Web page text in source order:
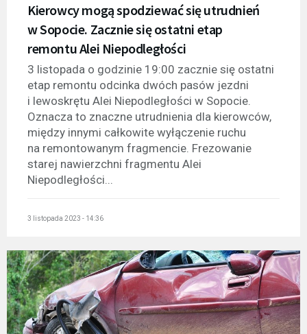
Kierowcy mogą spodziewać się utrudnień
w Sopocie. Zacznie się ostatni etap
remontu Alei Niepodległości
3 listopada o godzinie 19:00 zacznie się ostatni
etap remontu odcinka dwóch pasów jezdni
i lewoskrętu Alei Niepodległości w Sopocie.
Oznacza to znaczne utrudnienia dla kierowców,
między innymi całkowite wyłączenie ruchu
na remontowanym fragmencie. Frezowanie
starej nawierzchni fragmentu Alei
Niepodległości...
3 listopada 2023 - 14:36